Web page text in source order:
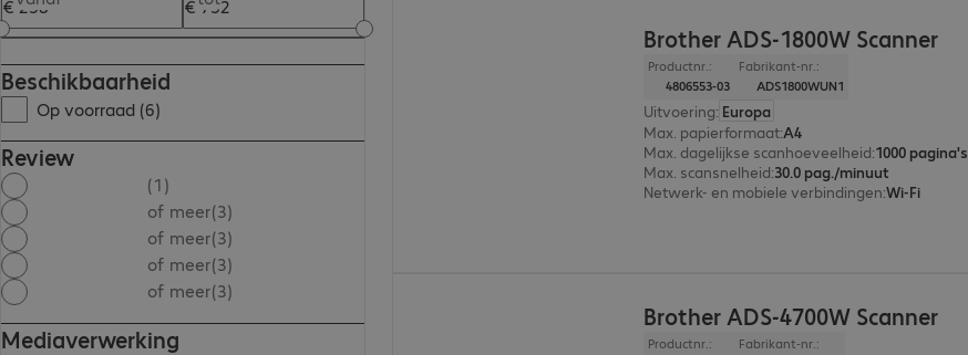
Beschikbaarheid
Op voorraad (6)
Review
(1)
of meer(3)
of meer(3)
of meer(3)
of meer(3)
Mediaverwerking
Brother ADS-1800W Scanner
Productnr.:
4806553-03
Fabrikant-nr.:
ADS1800WUN1
Uitvoering: Europa
Max. papierformaat:A4
Max. dagelijkse scanhoeveelheid:1000 pagina's
Max. scansnelheid:30.0 pag./minuut
Netwerk- en mobiele verbindingen:Wi-Fi
Brother ADS-4700W Scanner
Productnr.:
Fabrikant-nr.: